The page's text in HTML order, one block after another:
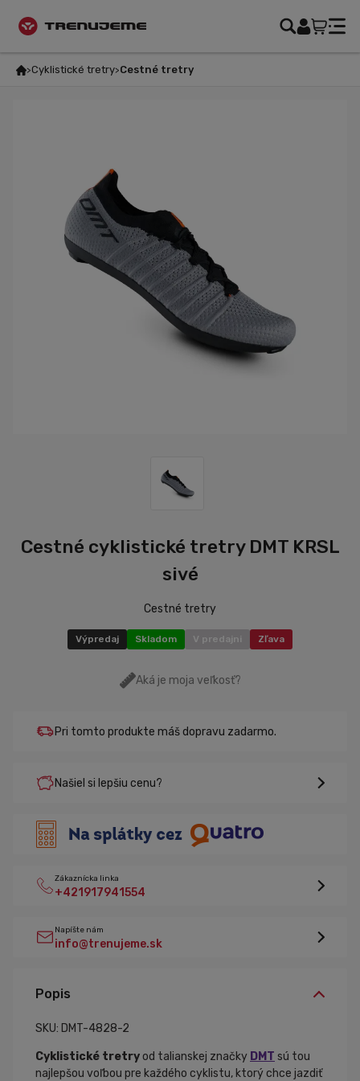
Cyklistické tretry Cestné tretry
Cestné cyklistické tretry DMT KRSL
sivé
Cestné tretry
Výpredaj Skladom V predajni Zľava
Aká je moja veľkosť?
Pri tomto produkte máš dopravu zadarmo.
Našiel si lepšiu cenu?
Zákaznícka linka
+421917941554
Napíšte nám
info@trenujeme.sk
Popis
SKU: DMT-4828-2
Cyklistické tretryod talianskej značky DMT sú tou
najlepšou voľbou pre každého cyklistu, ktorý chce jazdiť